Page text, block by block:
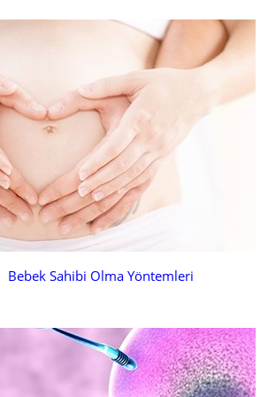
Bebek Sahibi Olma Yöntemleri